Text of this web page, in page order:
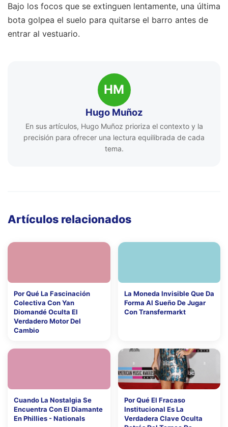
Bajo los focos que se extinguen lentamente, una última
bota golpea el suelo para quitarse el barro antes de
entrar al vestuario.
HM
Hugo Muñoz
En sus artículos, Hugo Muñoz prioriza el contexto y la
precisión para ofrecer una lectura equilibrada de cada
tema.
Artículos relacionados
Por Qué La Fascinación
Colectiva Con Yan
Diomandé Oculta El
Verdadero Motor Del
Cambio
La Moneda Invisible Que Da
Forma Al Sueño De Jugar
Con Transfermarkt
Cuando La Nostalgia Se
Encuentra Con El Diamante
En Phillies - Nationals
Por Qué El Fracaso
Institucional Es La
Verdadera Clave Oculta